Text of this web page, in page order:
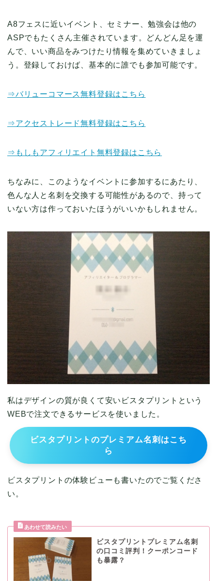
A8フェスに近いイベント、セミナー、勉強会は他の
ASPでもたくさん主催されています。どんどん足を運
んで、いい商品をみつけたり情報を集めていきましょ
う。登録しておけば、基本的に誰でも参加可能です。
⇒バリューコマース無料登録はこちら
⇒アクセストレード無料登録はこちら
⇒もしもアフィリエイト無料登録はこちら
ちなみに、このようなイベントに参加するにあたり、
色んな人と名刺を交換する可能性があるので、持って
いない方は作っておいたほうがいいかもしれません。
私はデザインの質が良くて安いビスタプリントという
WEBで注文できるサービスを使いました。
ビスタプリントのプレミアム名刺はこち
ら
ビスタプリントの体験ビューも書いたのでご覧くださ
い。
ビスタプリントプレミアム名刺
の口コミ評判！クーポンコード
も暴露？